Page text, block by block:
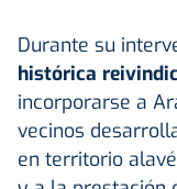
Durante su
histórica
incorporarse a
vecinos
en territorio